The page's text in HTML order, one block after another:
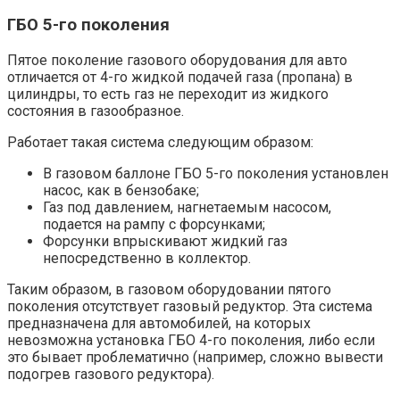
ГБО 5-го поколения
Пятое поколение газового оборудования для авто
отличается от 4-го жидкой подачей газа (пропана) в
цилиндры, то есть газ не переходит из жидкого
состояния в газообразное.
Работает такая система следующим образом:
В газовом баллоне ГБО 5-го поколения установлен
насос, как в бензобаке;
Газ под давлением, нагнетаемым насосом,
подается на рампу с форсунками;
Форсунки впрыскивают жидкий газ
непосредственно в коллектор.
Таким образом, в газовом оборудовании пятого
поколения отсутствует газовый редуктор. Эта система
предназначена для автомобилей, на которых
невозможна установка ГБО 4-го поколения, либо если
это бывает проблематично (например, сложно вывести
подогрев газового редуктора).